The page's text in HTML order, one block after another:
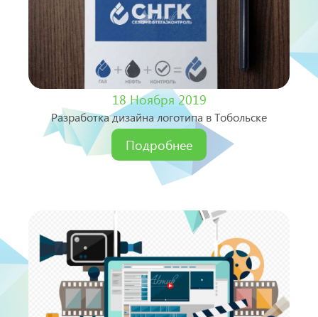
18 Ноября 2019
Разработка дизайна логотипа в Тобольске
Подробнее